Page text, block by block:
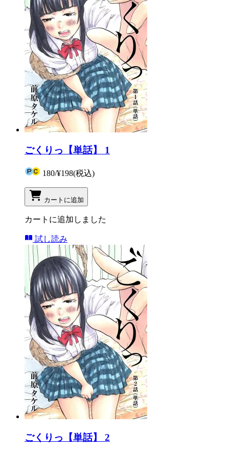
ごくりっ【単話】 1
180/¥198(税込)
カートに追加
カートに追加しました
試し読み
ごくりっ【単話】 2